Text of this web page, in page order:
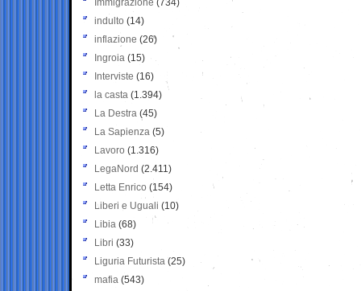
Immigrazione (734)
indulto (14)
inflazione (26)
Ingroia (15)
Interviste (16)
la casta (1.394)
La Destra (45)
La Sapienza (5)
Lavoro (1.316)
LegaNord (2.411)
Letta Enrico (154)
Liberi e Uguali (10)
Libia (68)
Libri (33)
Liguria Futurista (25)
mafia (543)